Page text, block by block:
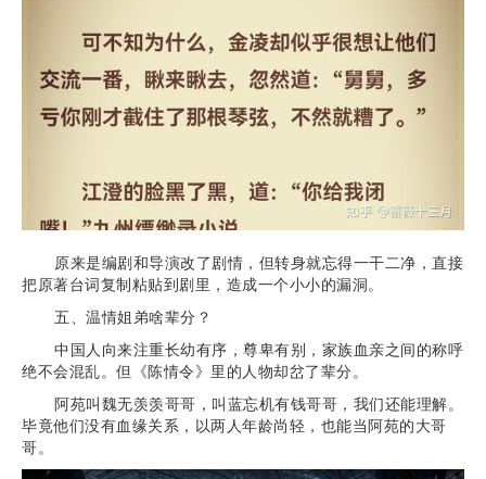
原来是编剧和导演改了剧情，但转身就忘得一干二净，直接
把原著台词复制粘贴到剧里，造成一个小小的漏洞。
五、温情姐弟啥辈分？
中国人向来注重长幼有序，尊卑有别，家族血亲之间的称呼
绝不会混乱。但《陈情令》里的人物却岔了辈分。
阿苑叫魏无羡羡哥哥，叫蓝忘机有钱哥哥，我们还能理解。
毕竟他们没有血缘关系，以两人年龄尚轻，也能当阿苑的大哥
哥。